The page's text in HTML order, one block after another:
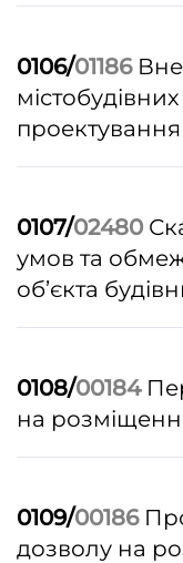
0106/01186
проектування
0107/02480
умов та
об’єкта
0108/00184
на
0109/00186
дозволу на